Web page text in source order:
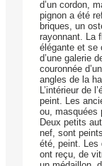
d’un cordon,
pignon a été
briques, un
rayonnant. La
élégante et se
d’une galerie
couronnée
angles de la
L’intérieur de
peint. Les
ou, masquées
Deux petits
nef, sont
été, peint. Les
ont reçu, de